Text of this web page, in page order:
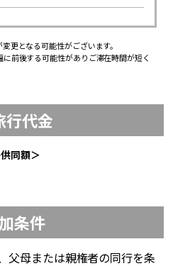
更となる可能性がございます。
前後する可能性がありご滞在時間が短く
行代金
同額＞
条件
父母または親権者の同行を条